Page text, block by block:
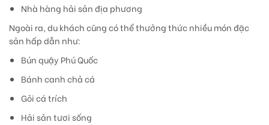
Nhà hàng hải sản địa phương
Ngoài ra, du khách cũng có thể thưởng thức nhiều món đặc
sản hấp dẫn như:
Bún quậy Phú Quốc
Bánh canh chả cá
Gỏi cá trích
Hải sản tươi sống